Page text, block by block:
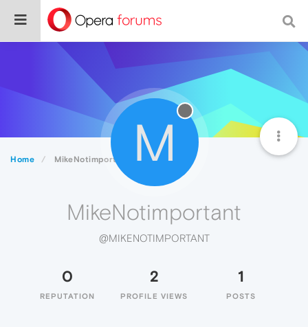
Home MikeNotimportant M
MikeNotimportant
@MIKENOTIMPORTANT
0
REPUTATION
2
PROFILE VIEWS
1
POSTS